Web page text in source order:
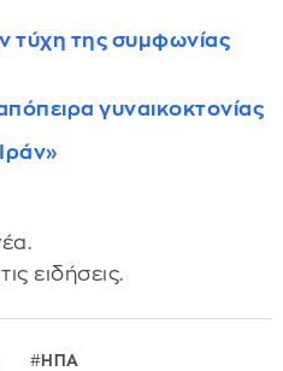
τύχη της συμφωνίας
γυναικοκτονίας
ειδήσεις.
ΗΠΑ